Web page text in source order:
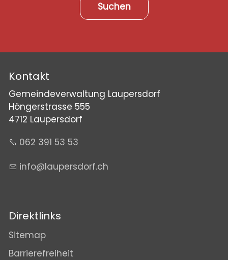
Suchen
Kontakt
Gemeindeverwaltung Laupersdorf
Höngerstrasse 555
4712 Laupersdorf
062 391 53 53
nf
l p rsd rf ch
Direktlinks
Sitemap
Barrierefreiheit